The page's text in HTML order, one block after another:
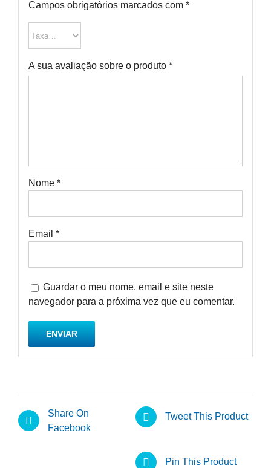
Campos obrigatórios marcados com *
A sua avaliação sobre o produto *
Nome *
Email *
Guardar o meu nome, email e site neste
navegador para a próxima vez que eu comentar.
Share On
Facebook
Tweet This Product
Pin This Product